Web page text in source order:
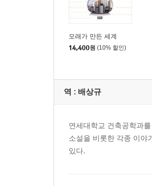
모래가 만든 세계
14,400원 (10% 할인)
역 : 배상규
연세대학교 건축공학과
소설을 비롯한 각종 이야
있다.